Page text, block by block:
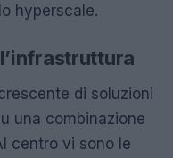
hyperscale.
di soluzioni
una combinazione
centro vi sono le